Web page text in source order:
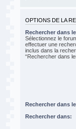
OPTIONS DE LA
Rechercher dans
Sélectionnez le
effectuer une
inclus dans la
“Rechercher dans
Rechercher dans
Rechercher dans: